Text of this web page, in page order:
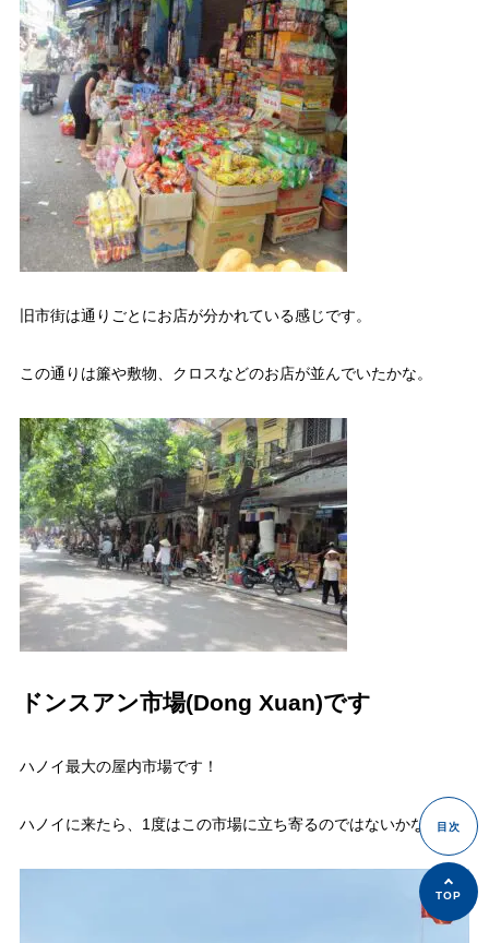
旧市街は通りごとにお店が分かれている感じです。
この通りは簾や敷物、クロスなどのお店が並んでいたかな。
ドンスアン市場(Dong Xuan)です
ハノイ最大の屋内市場です！
ハノイに来たら、1度はこの市場に立ち寄るのではないかな。